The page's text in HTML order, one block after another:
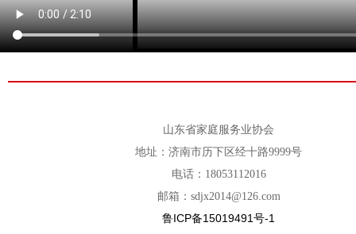
山东省家庭服务业协会
地址：济南市历下区经十路9999号
电话：18053112016
邮箱：sdjx2014@126.com
鲁ICP备15019491号-1